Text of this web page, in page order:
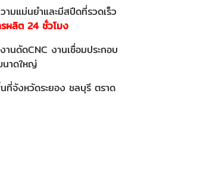
ามแม่นยำและมีสปีดที่รวดเร็ว
ผลิต 24 ชั่วโมง
านดัดCNC งานเชื่อมประกอบ
นาดใหญ่
ที่จังหวัดระยอง ชลบุรี ตราด